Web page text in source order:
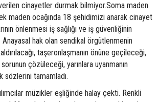
cinayetler durmak bilmiyor.Soma maden
maden ocağında 18 şehidimizi anarak cinayet
önlenmesi iş sağlığı ve iş güvenliğinin
Anayasal hak olan sendikal örgütlenmenin
taşeronlaşmanın önüne geçileceği,
çözüleceği, yarınlara uyanmanın
sözlerini tamamladı.
müzikler eşliğinde halay çekti. Renkli